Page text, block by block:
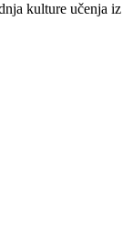
kulture učenja iz